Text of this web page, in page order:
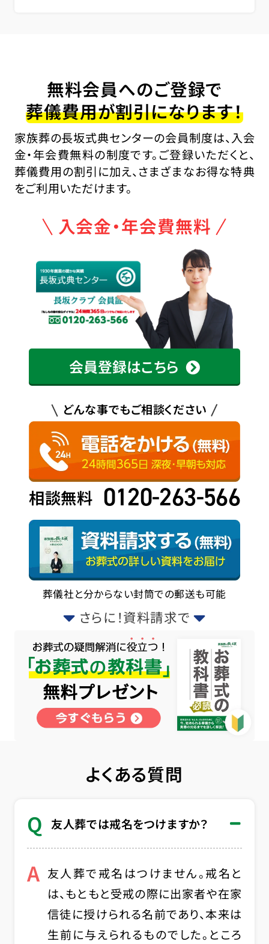
無料会員へのご登録で
葬儀費用が割引になります！
家族葬の長坂式典センターの会員制度は、入会
金・年会費無料の制度です。ご登録いただくと、
葬儀費用の割引に加え、さまざまなお得な特典
をご利用いただけます。
会員登録はこちら
入会金・年会費無料
どんな事でもご相談ください
相談無料 0120-263-566
葬儀社と分からない封筒での郵送も可能
さらに！資料請求で
よくある質問
Q 友人葬では戒名をつけますか？
A 友人葬で戒名はつけません。戒名と
は、もともと受戒の際に出家者や在家
信徒に授けられる名前であり、本来は
生前に与えられるものでした。ところ